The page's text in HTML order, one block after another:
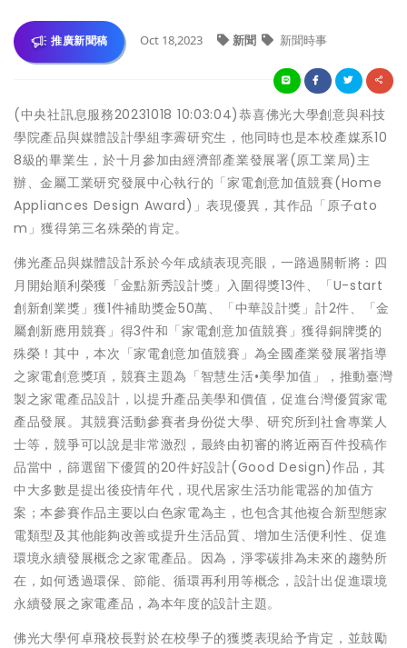
推廣新聞稿 Oct 18,2023 新聞 新聞時事
(中央社訊息服務20231018 10:03:04)恭喜佛光大學創意與科技
學院產品與媒體設計學組李霽研究生，他同時也是本校產媒系10
8級的畢業生，於十月參加由經濟部產業發展署(原工業局)主
辦、金屬工業研究發展中心執行的「家電創意加值競賽(Home
Appliances Design Award)」表現優異，其作品「原子ato
m」獲得第三名殊榮的肯定。
佛光產品與媒體設計系於今年成績表現亮眼，一路過關斬將：四
月開始順利榮獲「金點新秀設計獎」入圍得獎13件、「U-start
創新創業獎」獲1件補助獎金50萬、「中華設計獎」計2件、「金
屬創新應用競賽」得3件和「家電創意加值競賽」獲得銅牌獎的
殊榮！其中，本次「家電創意加值競賽」為全國產業發展署指導
之家電創意獎項，競賽主題為「智慧生活•美學加值」，推動臺灣
製之家電產品設計，以提升產品美學和價值，促進台灣優質家電
產品發展。其競賽活動參賽者身份從大學、研究所到社會專業人
士等，競爭可以說是非常激烈，最終由初審的將近兩百件投稿作
品當中，篩選留下優質的20件好設計(Good Design)作品，其
中大多數是提出後疫情年代，現代居家生活功能電器的加值方
案；本參賽作品主要以白色家電為主，也包含其他複合新型態家
電類型及其他能夠改善或提升生活品質、增加生活便利性、促進
環境永續發展概念之家電產品。因為，淨零碳排為未來的趨勢所
在，如何透過環保、節能、循環再利用等概念，設計出促進環境
永續發展之家電產品，為本年度的設計主題。
佛光大學何卓飛校長對於在校學子的獲獎表現給予肯定，並鼓勵